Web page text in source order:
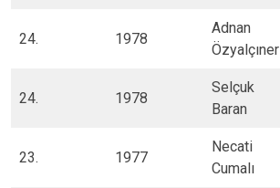
​24. ​1978
​Adnan
Özyalçıner
24.​ 1978
​Selçuk
Baran
23.​ 1977
​Necati
Cumalı